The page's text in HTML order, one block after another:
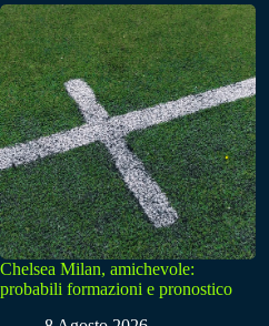
Chelsea Milan, amichevole:
probabili formazioni e pronostico